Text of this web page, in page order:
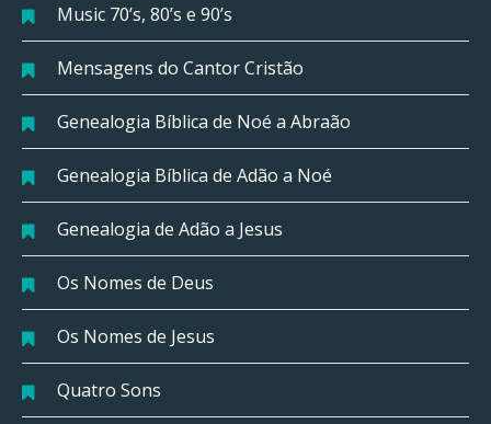
Music 70’s, 80’s e 90’s
Mensagens do Cantor Cristão
Genealogia Bíblica de Noé a Abraão
Genealogia Bíblica de Adão a Noé
Genealogia de Adão a Jesus
Os Nomes de Deus
Os Nomes de Jesus
Quatro Sons